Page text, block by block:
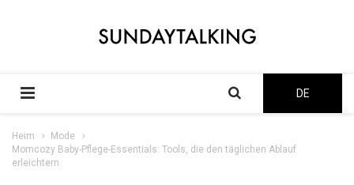
DE
Heim
Mode
Momcozy Baby-Pflege-Essentials: Tools, die den täglichen Ablauf
erleichtern